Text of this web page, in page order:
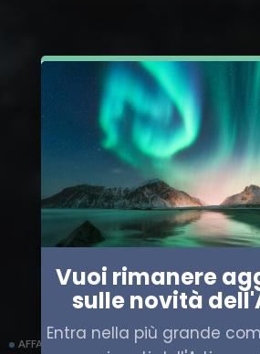
AFFARI MILITARI DANIMARCA
Vuoi rimanere
sulle novità
Entra nella più grande